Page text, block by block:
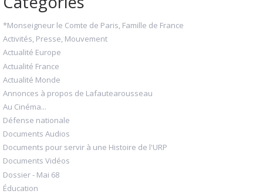
*Monseigneur le Comte de Paris, Famille de France
Activités, Presse, Mouvement
Actualité Europe
Actualité France
Actualité Monde
Annonces à propos de Lafautearousseau
Au Cinéma...
Défense nationale
Documents Audios
Documents pour servir à une Histoire de l'URP
Documents Vidéos
Dossier - Mai 68
Éducation